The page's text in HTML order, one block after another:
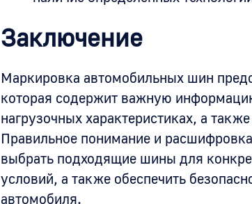
Заключение
Маркировка автомобильных шин
которая содержит важную
нагрузочных характеристиках, а
Правильное понимание и
выбрать подходящие шины для
условий, а также обеспечить
автомобиля.